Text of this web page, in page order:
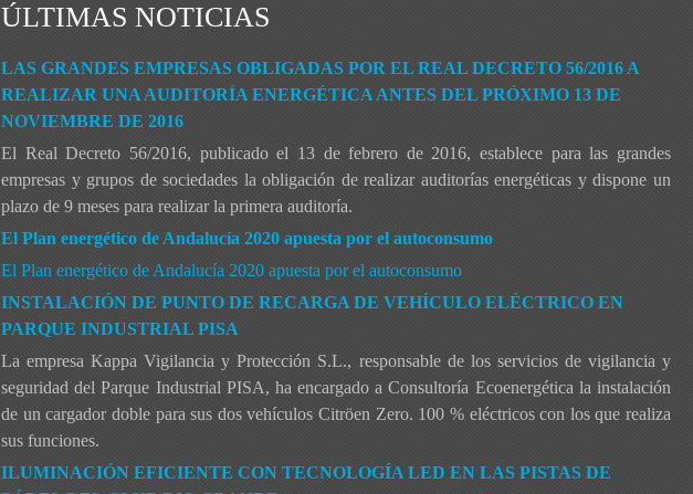
ÚLTIMAS NOTICIAS
LAS GRANDES EMPRESAS OBLIGADAS POR EL REAL DECRETO 56/2016 A
REALIZAR UNA AUDITORÍA ENERGÉTICA ANTES DEL PRÓXIMO 13 DE
NOVIEMBRE DE 2016
El Real Decreto 56/2016, publicado el 13 de febrero de 2016, establece para las grandes
empresas y grupos de sociedades la obligación de realizar auditorías energéticas y dispone un
plazo de 9 meses para realizar la primera auditoría.
El Plan energético de Andalucía 2020 apuesta por el autoconsumo
El Plan energético de Andalucía 2020 apuesta por el autoconsumo
INSTALACIÓN DE PUNTO DE RECARGA DE VEHÍCULO ELÉCTRICO EN
PARQUE INDUSTRIAL PISA
La empresa Kappa Vigilancia y Protección S.L., responsable de los servicios de vigilancia y
seguridad del Parque Industrial PISA, ha encargado a Consultoría Ecoenergética la instalación
de un cargador doble para sus dos vehículos Citröen Zero. 100 % eléctricos con los que realiza
sus funciones.
ILUMINACIÓN EFICIENTE CON TECNOLOGÍA LED EN LAS PISTAS DE